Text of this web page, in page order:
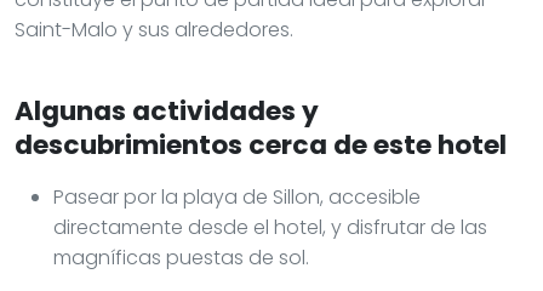
Saint-Malo y sus alrededores.
Algunas actividades y
descubrimientos cerca de este hotel
Pasear por la playa de Sillon, accesible
directamente desde el hotel, y disfrutar de las
magníficas puestas de sol.